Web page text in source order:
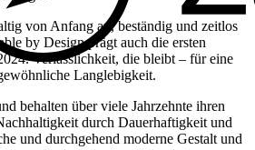
von Anfang an, beständig und zeitlos
by Design prägt auch die ersten
Verlässlichkeit, die bleibt – für eine
Langlebigkeit.
behalten über viele Jahrzehnte ihren
durch Dauerhaftigkeit und
und durchgehend moderne Gestalt und